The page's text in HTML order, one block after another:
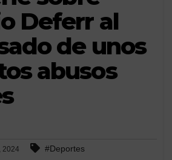
Deferr al
de unos
abusos
2024 #Deportes